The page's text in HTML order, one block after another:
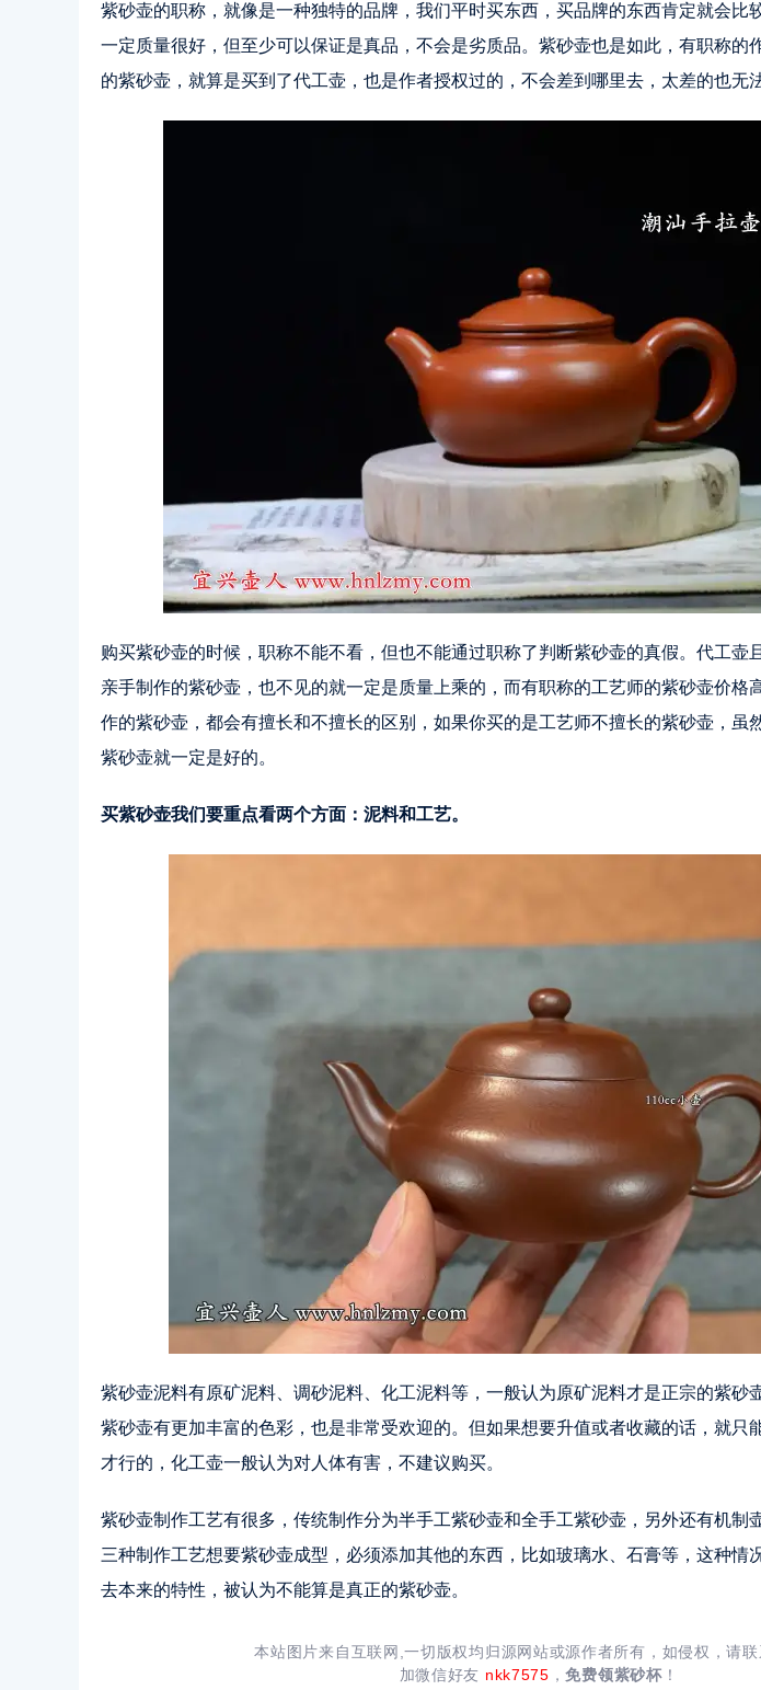
紫砂壶的职称，就像是一种独特的品牌，我们平时买东西，买品牌的东西肯定就会比
一定质量很好，但至少可以保证是真品，不会是劣质品。紫砂壶也是如此，有职称的
的紫砂壶，就算是买到了代工壶，也是作者授权过的，不会差到哪里去，太差的也无
购买紫砂壶的时候，职称不能不看，但也不能通过职称了判断紫砂壶的真假。代工壶
亲手制作的紫砂壶，也不见的就一定是质量上乘的，而有职称的工艺师的紫砂壶价格
作的紫砂壶，都会有擅长和不擅长的区别，如果你买的是工艺师不擅长的紫砂壶，虽
紫砂壶就一定是好的。
买紫砂壶我们要重点看两个方面：泥料和工艺。
紫砂壶泥料有原矿泥料、调砂泥料、化工泥料等，一般认为原矿泥料才是正宗的紫砂
紫砂壶有更加丰富的色彩，也是非常受欢迎的。但如果想要升值或者收藏的话，就只
才行的，化工壶一般认为对人体有害，不建议购买。
紫砂壶制作工艺有很多，传统制作分为半手工紫砂壶和全手工紫砂壶，另外还有机制
三种制作工艺想要紫砂壶成型，必须添加其他的东西，比如玻璃水、石膏等，这种情
去本来的特性，被认为不能算是真正的紫砂壶。
本站图片来自互联网,一切版权均归源网站或源作者所有，如侵权，请联
加微信好友 nkk7575 ，免费领紫砂杯！